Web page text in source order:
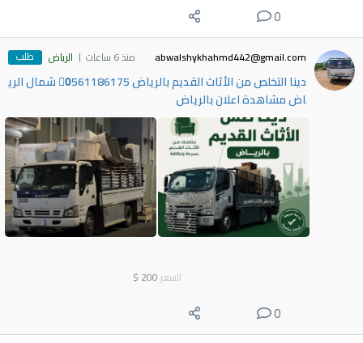
0
abwalshykhahmd442@gmail.com منذ 6 ساعات الرياض طلب
دينا التخلص من الأثاث القديم بالرياض 0َ561186175 شمال الري
اض مشاهدة اعلان بالرياض
السعر 200
$
0